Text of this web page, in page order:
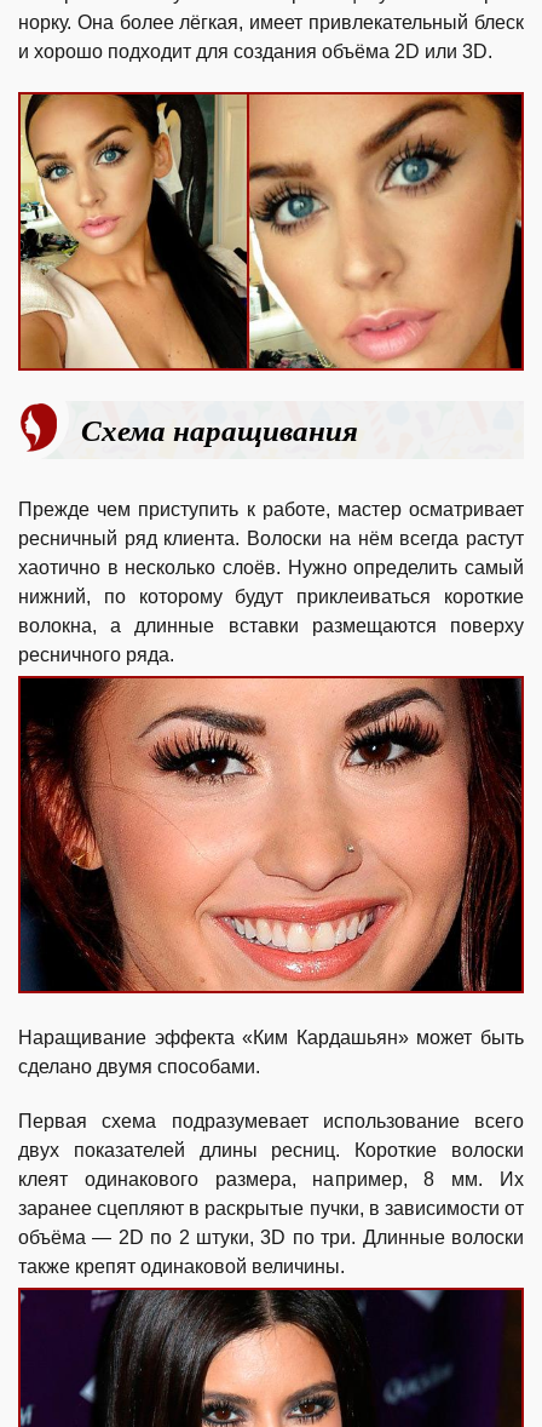
норку. Она более лёгкая, имеет привлекательный блеск
и хорошо подходит для создания объёма 2D или 3D.
Схема наращивания
Прежде чем приступить к работе, мастер осматривает
ресничный ряд клиента. Волоски на нём всегда растут
хаотично в несколько слоёв. Нужно определить самый
нижний, по которому будут приклеиваться короткие
волокна, а длинные вставки размещаются поверху
ресничного ряда.
Наращивание эффекта «Ким Кардашьян» может быть
сделано двумя способами.
Первая схема подразумевает использование всего
двух показателей длины ресниц. Короткие волоски
клеят одинакового размера, например, 8 мм. Их
заранее сцепляют в раскрытые пучки, в зависимости от
объёма — 2D по 2 штуки, 3D по три. Длинные волоски
также крепят одинаковой величины.